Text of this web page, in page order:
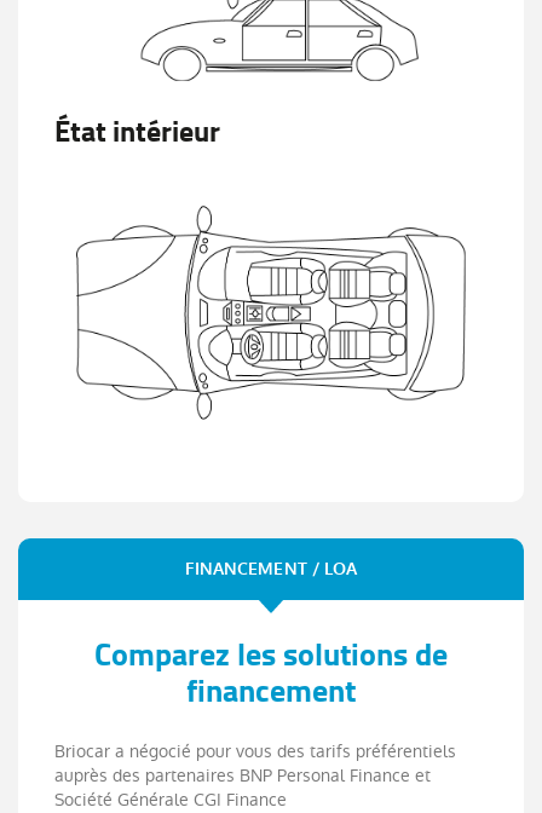
État intérieur
FINANCEMENT / LOA
Comparez les solutions de
financement
Briocar a négocié pour vous des tarifs préférentiels
auprès des partenaires BNP Personal Finance et
Société Générale CGI Finance